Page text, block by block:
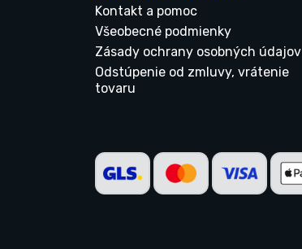
Kontakt a pomoc
Všeobecné podmienky
Zásady ochrany osobných údajov
Odstúpenie od zmluvy, vrátenie
tovaru